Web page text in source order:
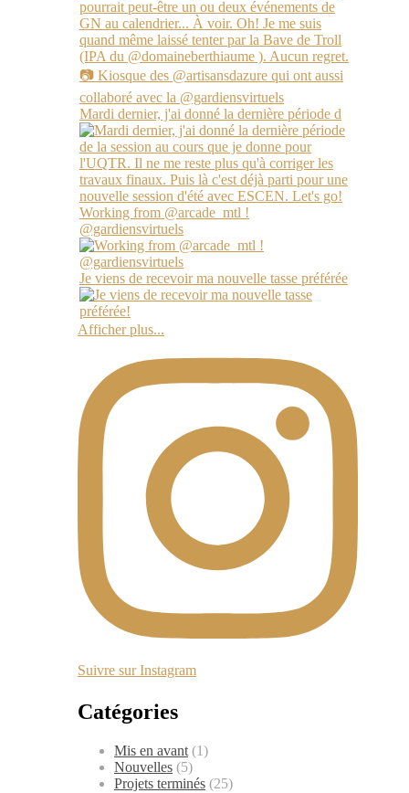
Mardi dernier, j'ai donné la dernière période d
Working from @arcade_mtl !
@gardiensvirtuels
Je viens de recevoir ma nouvelle tasse préférée
Afficher plus...
Suivre sur Instagram
Catégories
Mis en avant (1)
Nouvelles (5)
Projets terminés (25)